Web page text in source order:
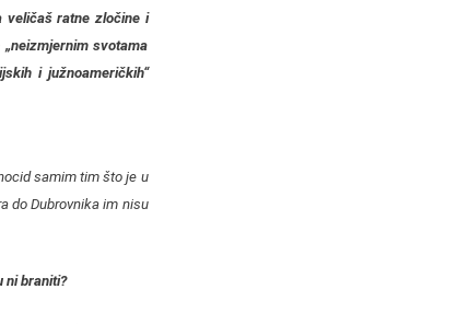
veličaš ratne zločine i
svotama
i južnoameričkih“
samim tim što je u
do Dubrovnika im nisu
ni braniti?